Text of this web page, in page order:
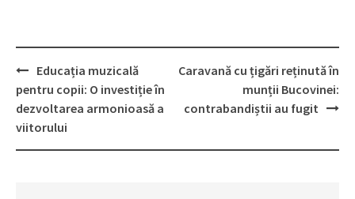
Post
navigation
Educația muzicală
pentru copii: O investiție în
dezvoltarea armonioasă a
viitorului
Caravană cu țigări reținută în
munții Bucovinei:
contrabandiștii au fugit